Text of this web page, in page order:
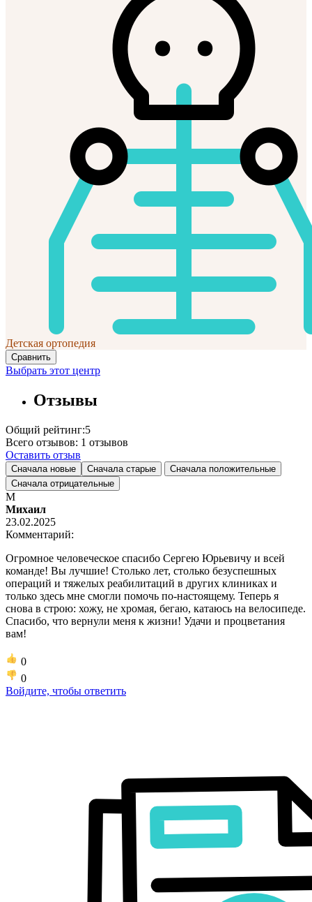
Детская ортопедия
Сравнить
Выбрать этот центр
Отзывы
Общий рейтинг:5
Всего отзывов: 1 отзывов
Оставить отзыв
Сначала новые Сначала старые
Сначала положительные
Сначала отрицательные
М
Михаил
23.02.2025
Комментарий:
Огромное человеческое спасибо Сергею Юрьевичу и всей
команде! Вы лучшие! Столько лет, столько безуспешных
операций и тяжелых реабилитаций в других клиниках и
только здесь мне смогли помочь по-настоящему. Теперь я
снова в строю: хожу, не хромая, бегаю, катаюсь на велосипеде.
Спасибо, что вернули меня к жизни! Удачи и процветания
вам!
0
0
Войдите, чтобы ответить